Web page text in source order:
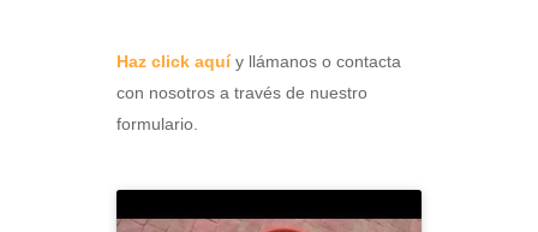
Haz click aquíy llámanos o contacta
con nosotros a través de nuestro
formulario.